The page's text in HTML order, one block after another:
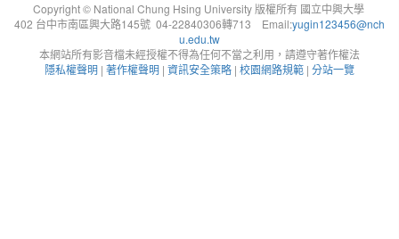
Copyright © National Chung Hsing University 版權所有 國立中興大學
402 台中市南區興大路145號 04-22840306轉713 Email:yugin123456@nch
u.edu.tw
本網站所有影音檔未經授權不得為任何不當之利用，請遵守著作權法
隱私權聲明 | 著作權聲明 | 資訊安全策略 | 校園網路規範 | 分站一覽